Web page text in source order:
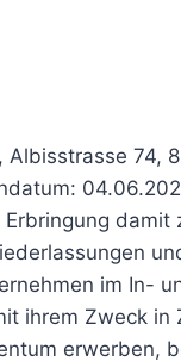
74,
damit
im In-
ihrem Zweck in
erwerben,